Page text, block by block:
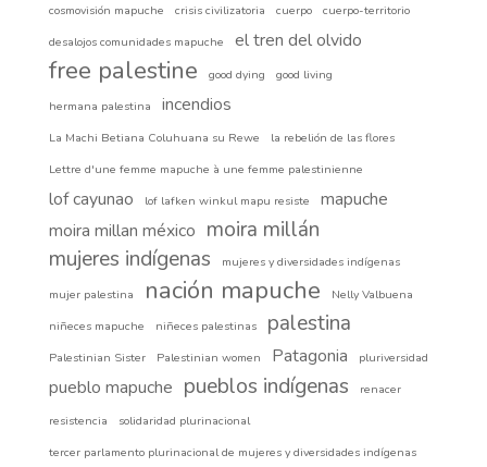
cosmovisión mapuche
crisis civilizatoria cuerpo
cuerpo-territorio
desalojos comunidades mapuche
el tren del olvido
free palestine good dying
good living
hermana palestina
incendios
La Machi Betiana Coluhuana su Rewe
la rebelión de las flores
Lettre d'une femme mapuche à une femme palestinienne
lof cayunao lof lafken winkul mapu resiste
mapuche
moira millan méxico moira millán
mujeres indígenas
mujeres y diversidades indígenas
mujer palestina
nación mapuche
Nelly Valbuena
niñeces mapuche
niñeces palestinas palestina
Palestinian Sister Palestinian women Patagonia pluriversidad
pueblo mapuche pueblos indígenas
renacer
resistencia
solidaridad plurinacional
tercer parlamento plurinacional de mujeres y diversidades indígenas